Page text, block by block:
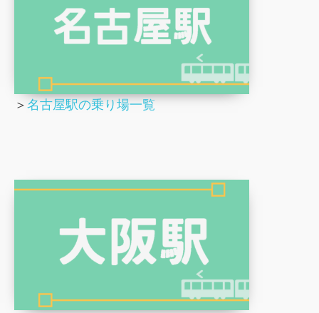
＞ 名古屋駅の乗り場一覧